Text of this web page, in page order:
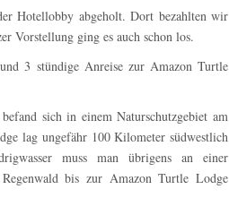
Hotellobby abgeholt. Dort bezahlten wir
Vorstellung ging es auch schon los.
3 stündige Anreise zur Amazon Turtle
sich in einem Naturschutzgebiet am
lag ungefähr 100 Kilometer südwestlich
muss man übrigens an einer
bis zur Amazon Turtle Lodge